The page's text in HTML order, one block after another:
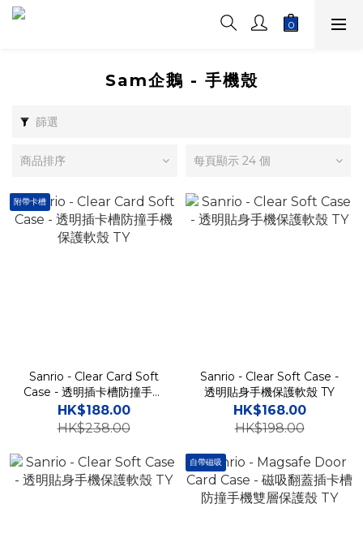
Sam企鵝 - 手機殼
篩選
商品排序 每頁顯示 24 個
附帶卡槽
Sanrio - Clear Card Soft
Case - 透明插卡槽防撞手機
保護軟殼 TY
HK$188.00
HK$238.00
Sanrio - Clear Soft Case -
透明貼身手機保護軟殼 TY
HK$168.00
HK$198.00
自帶磁吸